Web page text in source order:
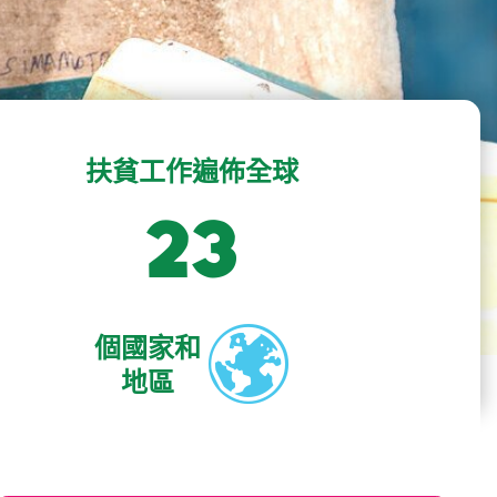
扶貧工作遍佈全球
23
個國家和
地區